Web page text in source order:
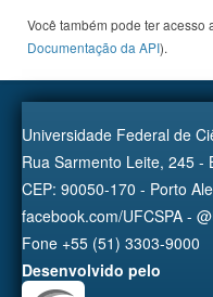
Você também pode ter acesso
Documentação da API).
Universidade Federal de
Rua Sarmento Leite, 245 -
CEP: 90050-170 - Porto
facebook.com/UFCSPA -
Fone +55 (51) 3303-9000
Desenvolvido pelo